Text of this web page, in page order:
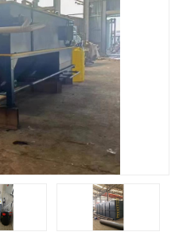
臭氧消毒设备
屠宰污水处理设备
食品制造业污水处理设备